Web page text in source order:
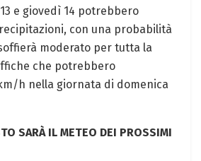
e giovedì 14 potrebbero
con una probabilità
moderato per tutta la
che potrebbero
h nella giornata di domenica
SARÀ IL METEO DEI PROSSIMI